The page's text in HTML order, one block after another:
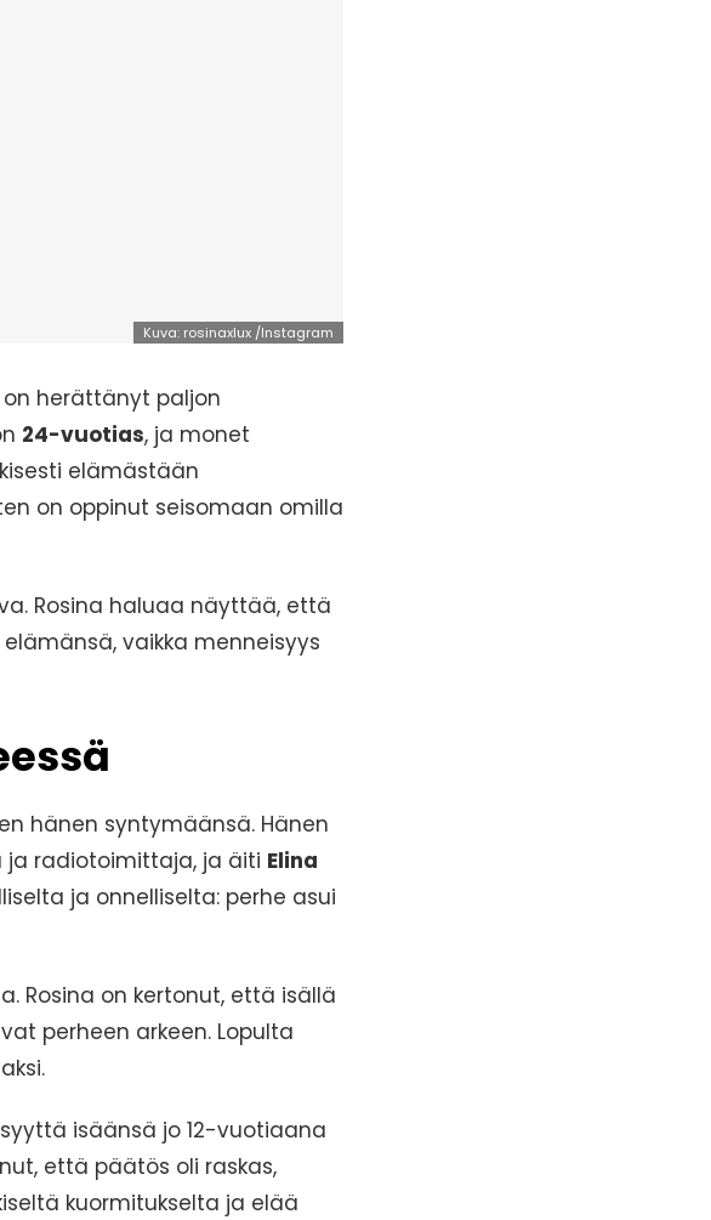
Kuva: rosinaxlux /Instagram
on herättänyt paljon
24-vuotias, ja monet
elämästään
on oppinut seisomaan omilla
Rosina haluaa näyttää, että
vaikka menneisyys
hänen syntymäänsä. Hänen
ja radiotoimittaja, ja äiti Elina
ja onnelliselta: perhe asui
Rosina on kertonut, että isällä
perheen arkeen. Lopulta
isäänsä jo 12-vuotiaana
että päätös oli raskas,
kuormitukselta ja elää